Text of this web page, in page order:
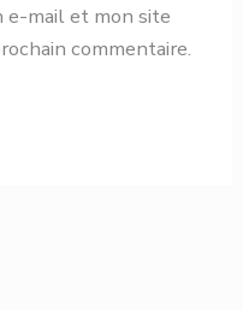
e-mail et mon site
commentaire.